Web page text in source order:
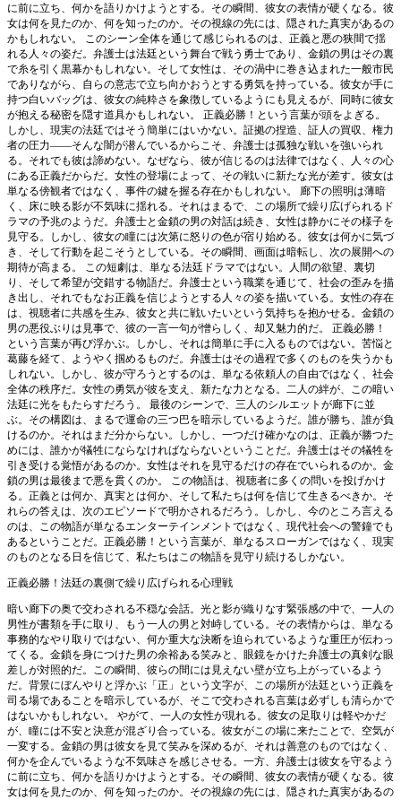
に前に立ち、何かを語りかけようとする。その瞬間、彼女の表情が硬くなる。彼
女は何を見たのか、何を知ったのか。その視線の先には、隠された真実があるの
かもしれない。 このシーン全体を通じて感じられるのは、正義と悪の狭間で揺
れる人々の姿だ。弁護士は法廷という舞台で戦う勇士であり、金鎖の男はその裏
で糸を引く黒幕かもしれない。そして女性は、その渦中に巻き込まれた一般市民
でありながら、自らの意志で立ち向かおうとする勇気を持っている。彼女が手に
持つ白いバッグは、彼女の純粋さを象徴しているようにも見えるが、同時に彼女
が抱える秘密を隠す道具かもしれない。 正義必勝！という言葉が頭をよぎる。
しかし、現実の法廷ではそう簡単にはいかない。証拠の捏造、証人の買収、権力
者の圧力――そんな闇が潜んでいるからこそ、弁護士は孤独な戦いを強いられ
る。それでも彼は諦めない。なぜなら、彼が信じるのは法律ではなく、人々の心
にある正義だからだ。女性の登場によって、その戦いに新たな光が差す。彼女は
単なる傍観者ではなく、事件の鍵を握る存在かもしれない。 廊下の照明は薄暗
く、床に映る影が不気味に揺れる。それはまるで、この場所で繰り広げられるド
ラマの予兆のようだ。弁護士と金鎖の男の対話は続き、女性は静かにその様子を
見守る。しかし、彼女の瞳には次第に怒りの色が宿り始める。彼女は何かに気づ
き、そして行動を起こそうとしている。その瞬間、画面は暗転し、次の展開への
期待が高まる。 この短劇は、単なる法廷ドラマではない。人間の欲望、裏切
り、そして希望が交錯する物語だ。弁護士という職業を通じて、社会の歪みを描
き出し、それでもなお正義を信じようとする人々の姿を描いている。女性の存在
は、視聴者に共感を生み、彼女と共に戦いたいという気持ちを抱かせる。金鎖の
男の悪役ぶりは見事で、彼の一言一句が憎らしく、却又魅力的だ。 正義必勝！
という言葉が再び浮かぶ。しかし、それは簡単に手に入るものではない。苦悩と
葛藤を経て、ようやく掴めるものだ。弁護士はその過程で多くのものを失うかも
しれない。しかし、彼が守ろうとするのは、単なる依頼人の自由ではなく、社会
全体の秩序だ。女性の勇気が彼を支え、新たな力となる。二人の絆が、この暗い
法廷に光をもたらすだろう。 最後のシーンで、三人のシルエットが廊下に並
ぶ。その構図は、まるで運命の三つ巴を暗示しているようだ。誰が勝ち、誰が負
けるのか。それはまだ分からない。しかし、一つだけ確かなのは、正義が勝つた
めには、誰かが犠牲にならなければならないということだ。弁護士はその犠牲を
引き受ける覚悟があるのか。女性はそれを見守るだけの存在でいられるのか。金
鎖の男は最後まで悪を貫くのか。 この物語は、視聴者に多くの問いを投げかけ
る。正義とは何か、真実とは何か、そして私たちは何を信じて生きるべきか。そ
れらの答えは、次のエピソードで明かされるだろう。しかし、今のところ言える
のは、この物語が単なるエンターテインメントではなく、現代社会への警鐘でも
あるということだ。正義必勝！という言葉が、単なるスローガンではなく、現実
のものとなる日を信じて、私たちはこの物語を見守り続けるしかない。
正義必勝！法廷の裏側で繰り広げられる心理戦
暗い廊下の奥で交わされる不穏な会話。光と影が織りなす緊張感の中で、一人の
男性が書類を手に取り、もう一人の男と対峙している。その表情からは、単なる
事務的なやり取りではない、何か重大な決断を迫られているような重圧が伝わっ
てくる。金鎖を身につけた男の余裕ある笑みと、眼鏡をかけた弁護士の真剣な眼
差しが対照的だ。この瞬間、彼らの間には見えない壁が立ち上がっているよう
だ。背景にぼんやりと浮かぶ「正」という文字が、この場所が法廷という正義を
司る場であることを暗示しているが、そこで交わされる言葉は必ずしも清らかで
はないかもしれない。 やがて、一人の女性が現れる。彼女の足取りは軽やかだ
が、瞳には不安と決意が混ざり合っている。彼女がこの場に来たことで、空気が
一変する。金鎖の男は彼女を見て笑みを深めるが、それは善意のものではなく、
何かを企んでいるような不気味さを感じさせる。一方、弁護士は彼女を守るよう
に前に立ち、何かを語りかけようとする。その瞬間、彼女の表情が硬くなる。彼
女は何を見たのか、何を知ったのか。その視線の先には、隠された真実があるの